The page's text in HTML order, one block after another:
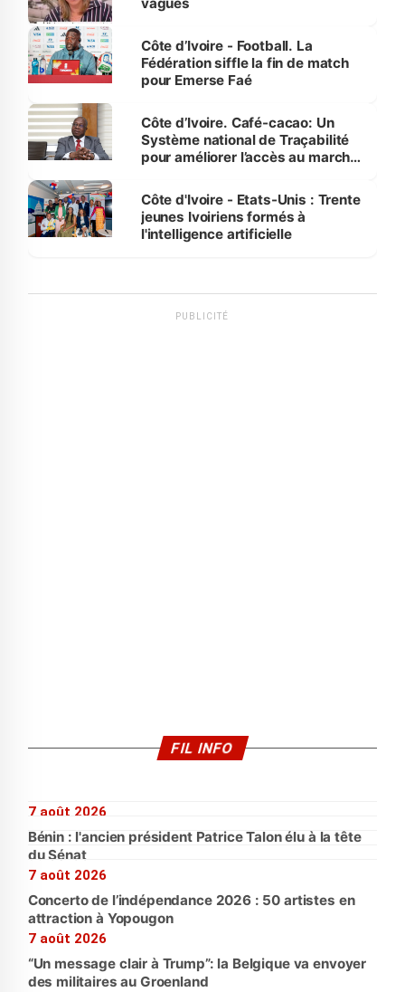
Côte d’Ivoire - Football. La
Fédération siffle la fin de match
pour Emerse Faé
Côte d’Ivoire. Café-cacao: Un
Système national de Traçabilité
pour améliorer l’accès au marché
Côte d'Ivoire - Etats-Unis : Trente
jeunes Ivoiriens formés à
l'intelligence artificielle
PUBLICITÉ
FIL INFO
7 août 2026
Bénin : l'ancien président Patrice Talon élu à la tête
du Sénat
7 août 2026
Concerto de l’indépendance 2026 : 50 artistes en
attraction à Yopougon
7 août 2026
“Un message clair à Trump”: la Belgique va envoyer
des militaires au Groenland